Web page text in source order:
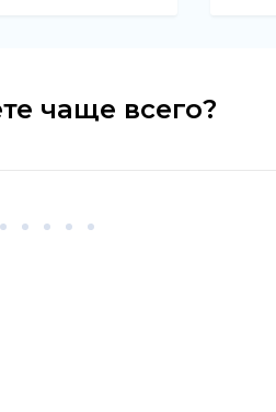
чаще всего?